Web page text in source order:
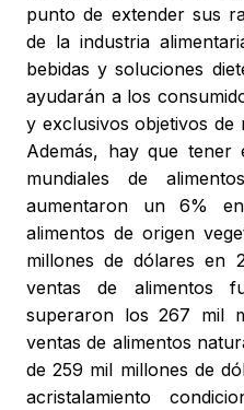
punto de extender sus
de la industria
bebidas y soluciones
ayudarán a los
y exclusivos objetivos
Además, hay que tener
mundiales de
aumentaron un 6%
alimentos de origen
millones de dólares en
ventas de alimentos
superaron los 267 mil
ventas de alimentos
de 259 mil millones de
acristalamiento